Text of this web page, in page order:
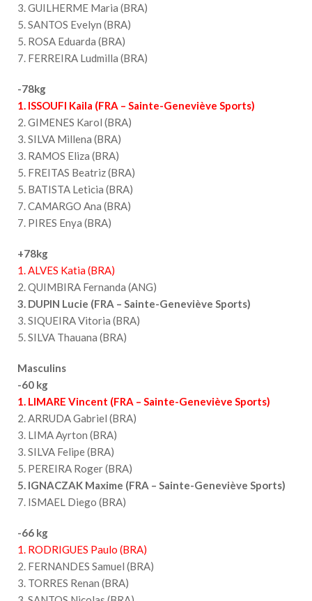
3. GUILHERME Maria (BRA)
5. SANTOS Evelyn (BRA)
5. ROSA Eduarda (BRA)
7. FERREIRA Ludmilla (BRA)
-78kg
1. ISSOUFI Kaila (FRA – Sainte-Geneviève Sports)
2. GIMENES Karol (BRA)
3. SILVA Millena (BRA)
3. RAMOS Eliza (BRA)
5. FREITAS Beatriz (BRA)
5. BATISTA Leticia (BRA)
7. CAMARGO Ana (BRA)
7. PIRES Enya (BRA)
+78kg
1. ALVES Katia (BRA)
2. QUIMBIRA Fernanda (ANG)
3. DUPIN Lucie (FRA – Sainte-Geneviève Sports)
3. SIQUEIRA Vitoria (BRA)
5. SILVA Thauana (BRA)
Masculins
-60 kg
1. LIMARE Vincent (FRA – Sainte-Geneviève Sports)
2. ARRUDA Gabriel (BRA)
3. LIMA Ayrton (BRA)
3. SILVA Felipe (BRA)
5. PEREIRA Roger (BRA)
5. IGNACZAK Maxime (FRA – Sainte-Geneviève Sports)
7. ISMAEL Diego (BRA)
-66 kg
1. RODRIGUES Paulo (BRA)
2. FERNANDES Samuel (BRA)
3. TORRES Renan (BRA)